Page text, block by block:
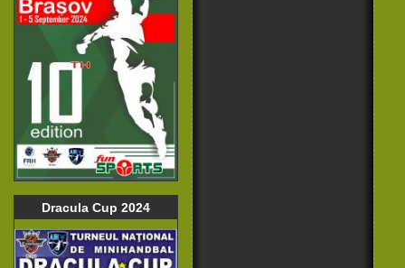
Dracula Cup 2024